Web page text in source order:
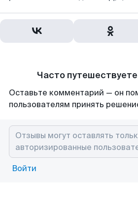
Часто
Оставьте комментарий — он
пользователям принять
Войти